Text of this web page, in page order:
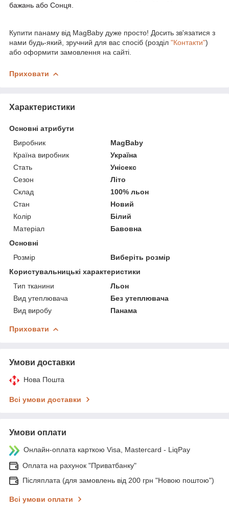
бажань або Сонця.
Купити панаму від MagBaby дуже просто! Досить зв'язатися з
нами будь-який, зручний для вас спосіб (розділ "Контакти")
або оформити замовлення на сайті.
Приховати
Характеристики
Основні атрибути
Виробник
MagBaby
Країна виробник
Україна
Стать
Унісекс
Сезон
Літо
Склад
100% льон
Стан
Новий
Колір
Білий
Матеріал
Бавовна
Основні
Розмір
Виберіть розмір
Користувальницькі характеристики
Тип тканини
Льон
Вид утеплювача
Без утеплювача
Вид виробу
Панама
Приховати
Умови доставки
Нова Пошта
Всі умови доставки
Умови оплати
Онлайн-оплата карткою Visa, Mastercard - LiqPay
Оплата на рахунок "Приватбанку"
Післяплата (для замовлень від 200 грн "Новою поштою")
Всі умови оплати